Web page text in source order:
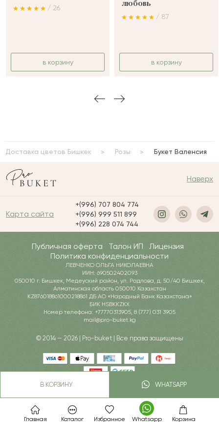
Главная Каталог Избранное Whatsapp Корзина
В КОРЗИНУ WHATSAPP
/ 26
в корзину
любовь
/ 87
в корзину
Доставка цветов Бишкек Розы Букет Валенсия
Наверх
Карта сайта
+(996) 707 804 774
+(996) 999 511 899
+(996) 228 074 744
Публичная оферта Талон ИП
Лицензия
Политика конфиденциальности
ЛЕВЧЕНКО ОЛЬГА НИКОЛАЕВНА
ИИН: 690502402093
050010 г. Бишкек, Медеуский район, ул. Радлова, д. 50/40 Бишкек,
Алматинская область 050010 Казахстан
KZ876018861000218861 ДБ АО «Народный Банк Казахстана»
БИК HSBKKZKX
Номер телефона: +77770313905, 8 (777) 031 3905
mail@pro-buket.kg
© 2014 — 2026 | Pro-buket | Все права защищены